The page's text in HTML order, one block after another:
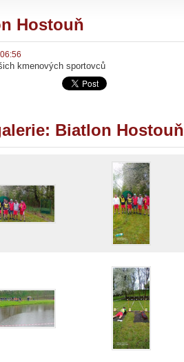
Hostouň
kmenových sportovců
Biatlon Hostouň